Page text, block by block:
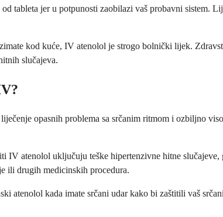
tableta jer u potpunosti zaobilazi vaš probavni sistem.
kod kuće, IV atenolol je strogo bolnički lijek.
slučajeva.
opasnih problema sa srčanim ritmom i ozbiljno
IV atenolol uključuju teške hipertenzivne hitne
ili drugih medicinskih procedura.
atenolol kada imate srčani udar kako bi zaštitili vaš